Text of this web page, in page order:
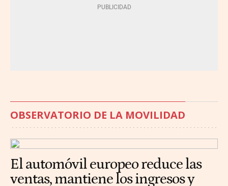
OBSERVATORIO DE LA MOVILIDAD
El automóvil europeo reduce las
ventas, mantiene los ingresos y